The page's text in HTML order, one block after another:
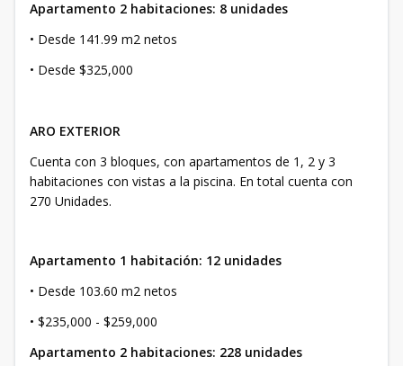
Apartamento 2 habitaciones: 8 unidades
• Desde 141.99 m2 netos
• Desde $325,000
ARO EXTERIOR
Cuenta con 3 bloques, con apartamentos de 1, 2 y 3
habitaciones con vistas a la piscina. En total cuenta con
270 Unidades.
Apartamento 1 habitación: 12 unidades
• Desde 103.60 m2 netos
• $235,000 - $259,000
Apartamento 2 habitaciones: 228 unidades